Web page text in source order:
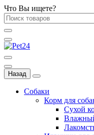
Что Вы ищете?
Назад
Собаки
Корм для
Сухой